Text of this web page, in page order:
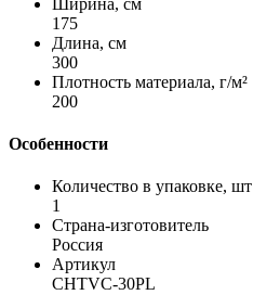
Ширина, см
175
Длина, см
300
Плотность материала, г/м²
200
Особенности
Количество в упаковке, шт
1
Страна-изготовитель
Россия
Артикул
CHTVC-30PL